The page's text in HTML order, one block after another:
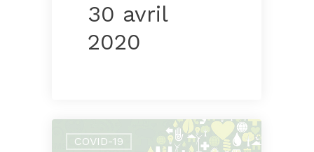
30 avril
2020
COVID-19